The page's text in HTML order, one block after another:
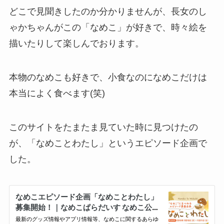
どこで見聞きしたのか分かりませんが、長女のし
ゃかちゃんがこの「なめこ」が好きで、時々絵を
描いたりして楽しんでおります。
本物のなめこも好きで、小食なのになめこだけは
本当によく食べます(笑)
このサイトをたまたま見ていた時に見つけたの
が、「なめことわたし」というエピソード企画で
した。